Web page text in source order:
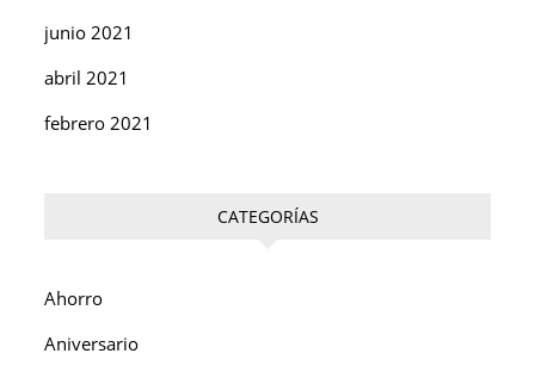
junio 2021
abril 2021
febrero 2021
CATEGORÍAS
Ahorro
Aniversario